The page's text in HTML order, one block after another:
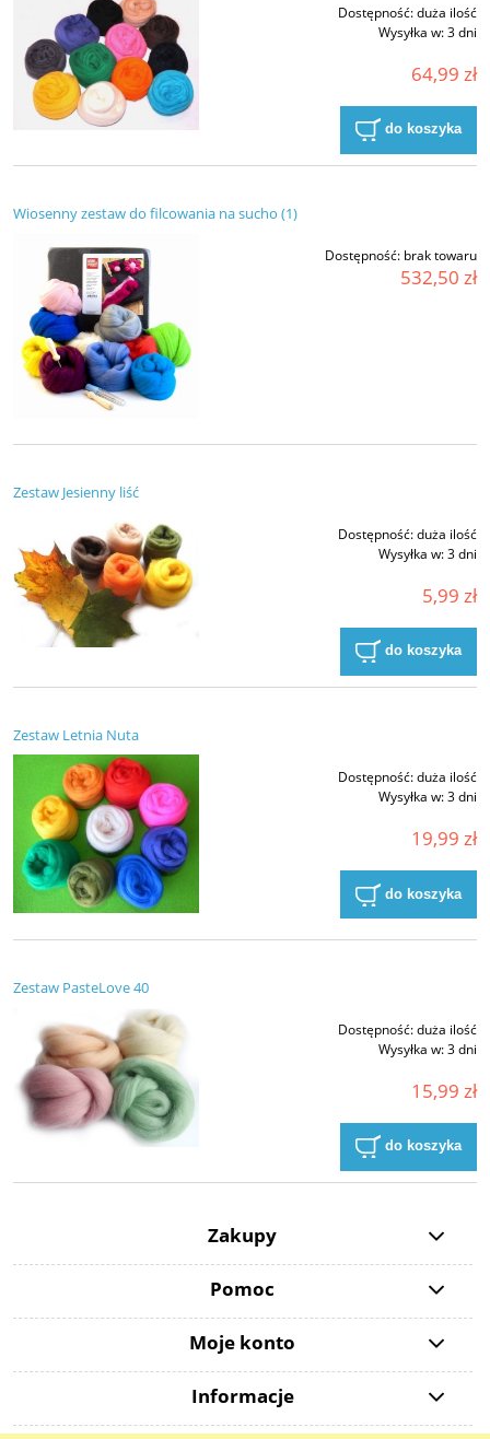
Dostępność:duża ilość
Wysyłka w:3 dni
64,99 zł
do koszyka
Wiosenny zestaw do filcowania na sucho (1)
Dostępność: brak towaru
532,50 zł
Zestaw Jesienny liść
Dostępność:duża ilość
Wysyłka w:3 dni
5,99 zł
do koszyka
Zestaw Letnia Nuta
Dostępność:duża ilość
Wysyłka w:3 dni
19,99 zł
do koszyka
Zestaw PasteLove 40
Dostępność:duża ilość
Wysyłka w:3 dni
15,99 zł
do koszyka
Zakupy
Pomoc
Moje konto
Informacje